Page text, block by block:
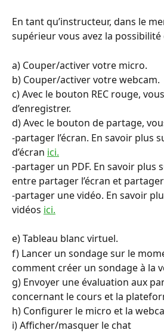
En tant qu’instructeur, dans le
supérieur vous avez la possibilité
a) Couper/activer votre micro.
b) Couper/activer votre webcam.
c) Avec le bouton REC rouge,
d’enregistrer.
d) Avec le bouton de partage,
-partager l’écran. En savoir plus
d’écran ici.
-partager un PDF. En savoir plus
entre partager l’écran et
-partager une vidéo. En savoir
vidéos ici.
e) Tableau blanc virtuel.
f) Lancer un sondage sur le
comment créer un sondage à la
g) Envoyer une évaluation aux
concernant le cours et la
h) Configurer le micro et la
i) Afficher/masquer le chat